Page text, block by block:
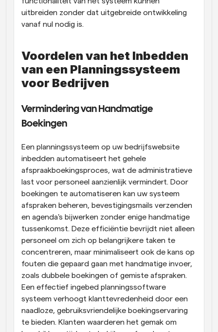
uitbreiden zonder dat uitgebreide ontwikkeling
vanaf nul nodig is.
Voordelen van het Inbedden
van een Planningssysteem
voor Bedrijven
Vermindering van Handmatige
Boekingen
Een planningssysteem op uw bedrijfswebsite
inbedden automatiseert het gehele
afspraakboekingsproces, wat de administratieve
last voor personeel aanzienlijk vermindert. Door
boekingen te automatiseren kan uw systeem
afspraken beheren, bevestigingsmails verzenden
en agenda's bijwerken zonder enige handmatige
tussenkomst. Deze efficiëntie bevrijdt niet alleen
personeel om zich op belangrijkere taken te
concentreren, maar minimaliseert ook de kans op
fouten die gepaard gaan met handmatige invoer,
zoals dubbele boekingen of gemiste afspraken.
Een effectief ingebed planningssoftware
systeem verhoogt klanttevredenheid door een
naadloze, gebruiksvriendelijke boekingservaring
te bieden. Klanten waarderen het gemak om